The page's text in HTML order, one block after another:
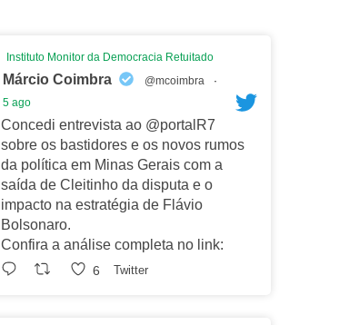
Instituto Monitor da Democracia Retuitado
Márcio Coimbra @mcoimbra
·
5 ago
Concedi entrevista ao @portalR7
sobre os bastidores e os novos rumos
da política em Minas Gerais com a
saída de Cleitinho da disputa e o
impacto na estratégia de Flávio
Bolsonaro.
Confira a análise completa no link:
6 Twitter